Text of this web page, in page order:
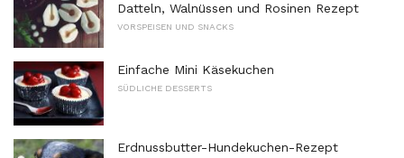
Datteln, Walnüssen und Rosinen Rezept
VORSPEISEN UND SNACKS
Einfache Mini Käsekuchen
SÜDLICHE DESSERTS
Erdnussbutter-Hundekuchen-Rezept